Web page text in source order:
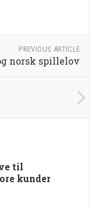
PREVIOUS ARTICLE
norsk spillelov
til
kunder